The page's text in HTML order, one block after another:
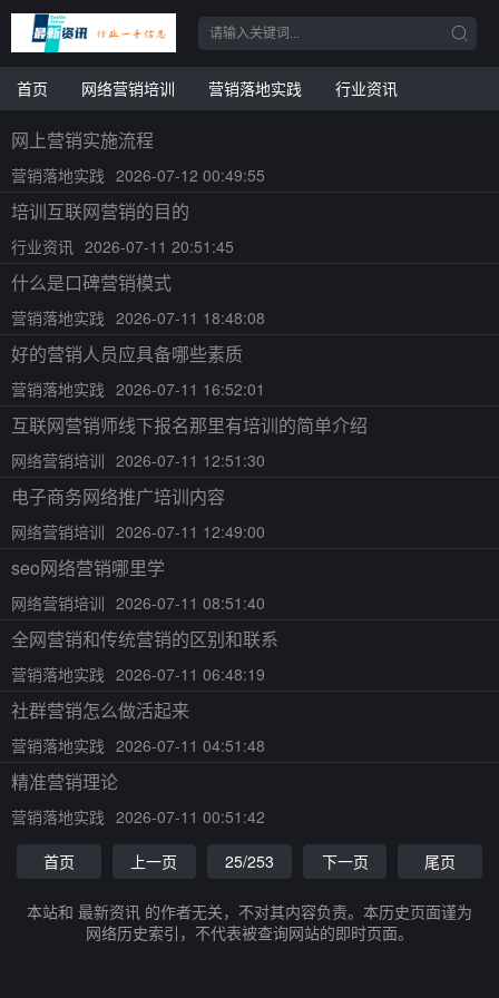
首页 网络营销培训 营销落地实践 行业资讯
网上营销实施流程
营销落地实践 2026-07-12 00:49:55
培训互联网营销的目的
行业资讯 2026-07-11 20:51:45
什么是口碑营销模式
营销落地实践 2026-07-11 18:48:08
好的营销人员应具备哪些素质
营销落地实践 2026-07-11 16:52:01
互联网营销师线下报名那里有培训的简单介绍
网络营销培训 2026-07-11 12:51:30
电子商务网络推广培训内容
网络营销培训 2026-07-11 12:49:00
seo网络营销哪里学
网络营销培训 2026-07-11 08:51:40
全网营销和传统营销的区别和联系
营销落地实践 2026-07-11 06:48:19
社群营销怎么做活起来
营销落地实践 2026-07-11 04:51:48
精准营销理论
营销落地实践 2026-07-11 00:51:42
首页
上一页 25/253 下一页 尾页
本站和 最新资讯 的作者无关，不对其内容负责。本历史页面谨为
网络历史索引，不代表被查询网站的即时页面。